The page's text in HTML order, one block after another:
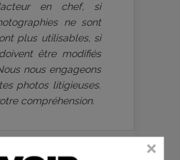
en chef, si
ne sont
plus utilisables, si
être modifiés
nous engageons
photos litigieuses.
compréhension.